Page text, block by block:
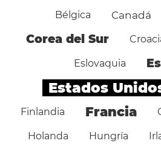
Bélgica Canadá
Corea del Sur
Eslovaquia
Estados
Finlandia Francia
Holanda Hungría